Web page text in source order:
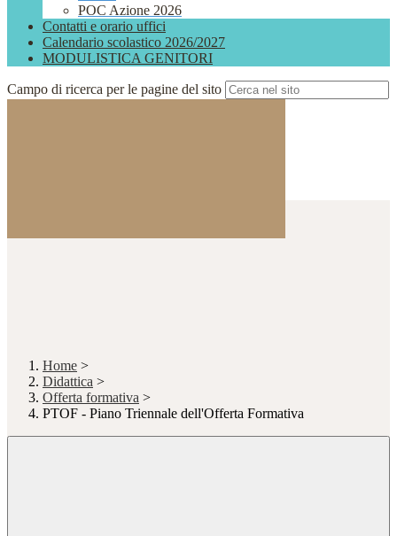
POC Azione 2026
Contatti e orario uffici
Calendario scolastico 2026/2027
MODULISTICA GENITORI
Campo di ricerca per le pagine del sito
Home >
Didattica >
Offerta formativa >
PTOF - Piano Triennale dell'Offerta Formativa